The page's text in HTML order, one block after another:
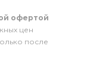
офертой
цен
после